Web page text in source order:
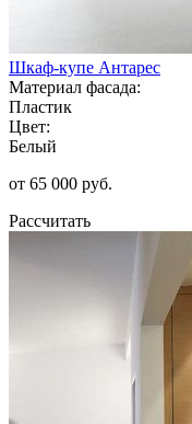
Шкаф-купе Антарес
Материал фасада:
Пластик
Цвет:
Белый
от 65 000 руб.
Рассчитать